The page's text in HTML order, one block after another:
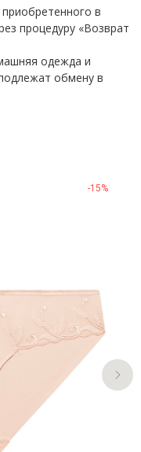
в
процедуру «Возврат
одежда и
обмену в
-15%